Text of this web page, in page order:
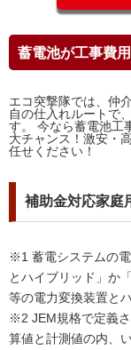
蓄電池が工事費
エコ突撃隊では、仲
自の仕入れルートで
す。 今なら蓄電池工
大チャンス！激安・
任せください！
補助金対応家庭
※1 蓄電システムの
とハイブリッド」か
等の電力変換装置と
※2 JEM規格で定義
算値と計測値の内、